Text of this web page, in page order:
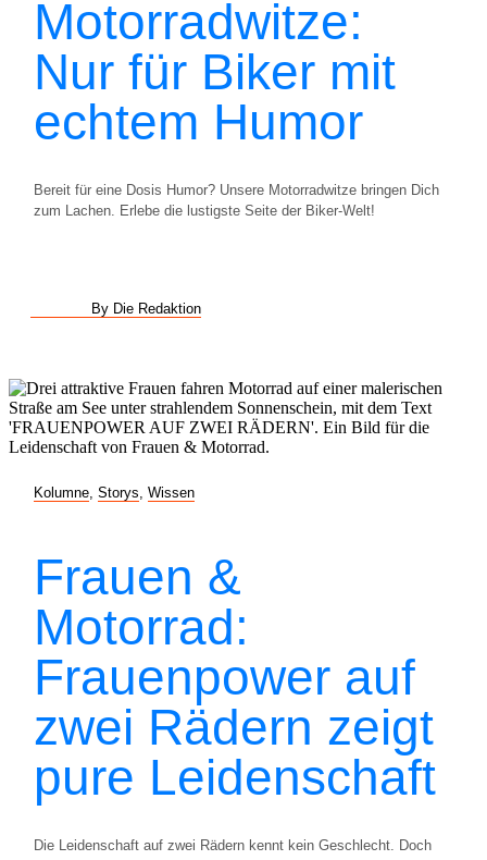
Motorradwitze:
Nur für Biker mit
echtem Humor
Bereit für eine Dosis Humor? Unsere Motorradwitze bringen Dich
zum Lachen. Erlebe die lustigste Seite der Biker-Welt!
By Die Redaktion
Kolumne Storys Wissen
Frauen &
Motorrad:
Frauenpower auf
zwei Rädern zeigt
pure Leidenschaft
Die Leidenschaft auf zwei Rädern kennt kein Geschlecht. Doch